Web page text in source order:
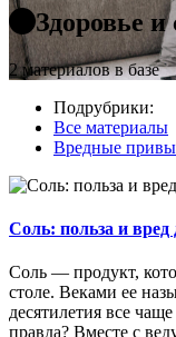
Здоровье и
2 материалов в базе
Подрубрики:
Все материалы
Вредные
Соль: польза и вред
Соль — продукт,
столе. Веками ее
десятилетия все
правда? Вместе с